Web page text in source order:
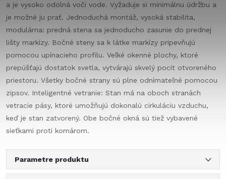
a je vysoko odolná voči vode. Vyžaduje si minimálnu údržbu a
je možné ju prať. Jednoduchá montáž, vysoká stabilita,
modulárna: predná stena sa jednoducho zasunie do prednej
lišty markízy. Bočné steny sa k látke markízy pripevňujú
pomocou upínacieho profilu. Veľké okenné plochy, ktoré
prepúšťajú dostatok svetla, vytvárajú skvelý pocit otvoreného
priestoru. Všetky bočné strany sú plne odnímateľné pomocou
zipsov. Inteligentné vetranie: Stan má na oboch stranách
vetracie pásy, ktoré umožňujú dokonalú cirkuláciu vzduchu,
keď je stan zatvorený. Obe bočné okná sú tiež vybavené
sieťkami proti komárom.
Parametre produktu